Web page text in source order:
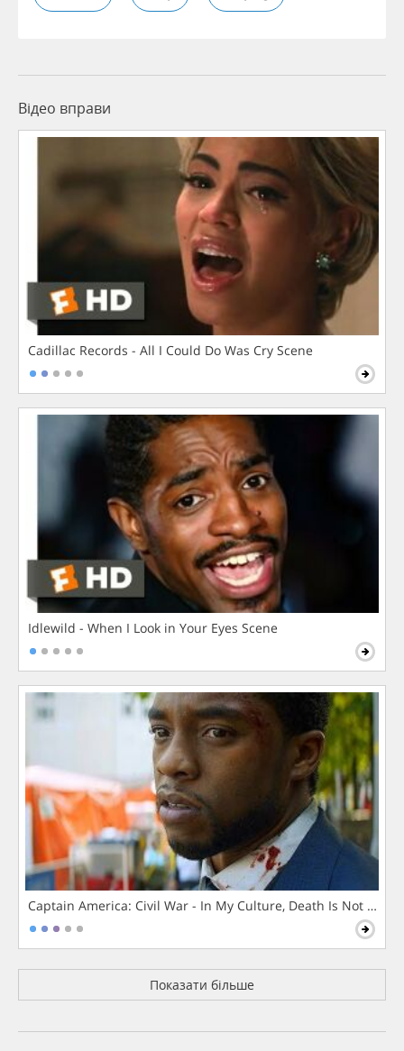
Відео вправи
Cadillac Records - All I Could Do Was Cry Scene
Idlewild - When I Look in Your Eyes Scene
Captain America: Civil War - In My Culture, Death Is Not The
Показати більше